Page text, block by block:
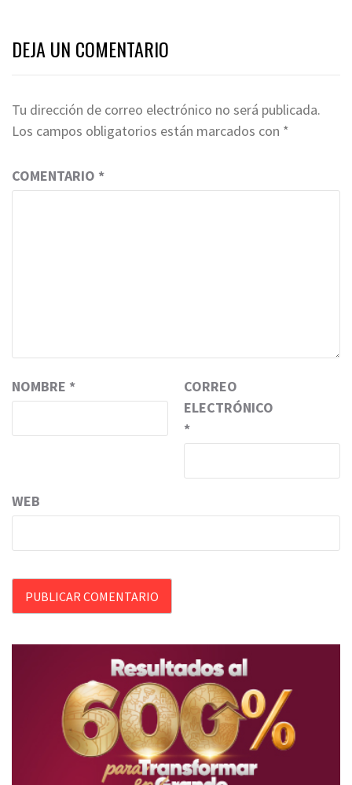
DEJA UN COMENTARIO
Tu dirección de correo electrónico no será publicada.
Los campos obligatorios están marcados con *
COMENTARIO *
NOMBRE *
CORREO
ELECTRÓNICO
*
WEB